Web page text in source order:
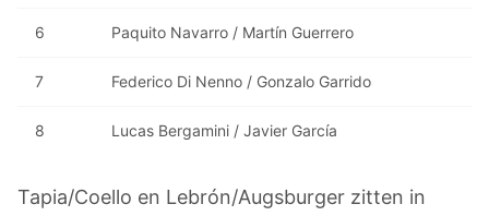
6 Paquito Navarro / Martín Guerrero
7 Federico Di Nenno / Gonzalo Garrido
8 Lucas Bergamini / Javier García
Tapia/Coello en Lebrón/Augsburger zitten in